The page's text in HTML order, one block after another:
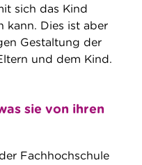
sich das Kind
kann. Dies ist aber
Gestaltung der
und dem Kind.
sie von ihren
Fachhochschule